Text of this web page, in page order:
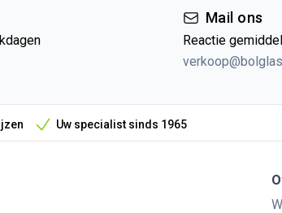
Mail ons
Reactie
Uw specialist sinds 1965